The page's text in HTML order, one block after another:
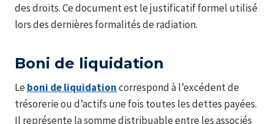
des droits. Ce document est le justificatif formel utilisé
lors des dernières formalités de radiation.
Boni de liquidation
Leboni de liquidationcorrespond à l’excédent de
trésorerie ou d’actifs une fois toutes les dettes payées.
Il représente la somme distribuable entre les associés